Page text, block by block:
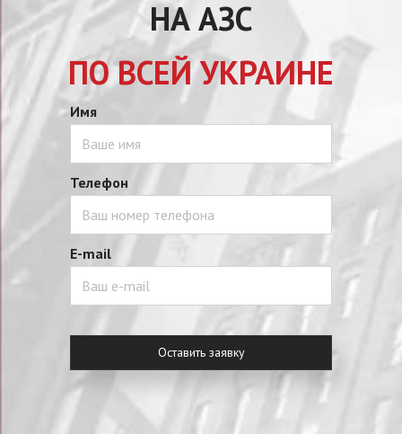
НА АЗС
ПО ВСЕЙ УКРАИНЕ
Имя
Телефон
E-mail